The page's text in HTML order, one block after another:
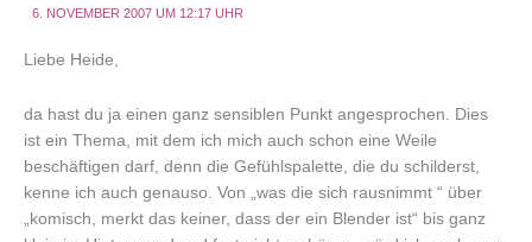
6. NOVEMBER 2007 UM 12:17 UHR
Liebe Heide,
da hast du ja einen ganz sensiblen Punkt angesprochen. Dies
ist ein Thema, mit dem ich mich auch schon eine Weile
beschäftigen darf, denn die Gefühlspalette, die du schilderst,
kenne ich auch genauso. Von „was die sich rausnimmt “ über
„komisch, merkt das keiner, dass der ein Blender ist“ bis ganz